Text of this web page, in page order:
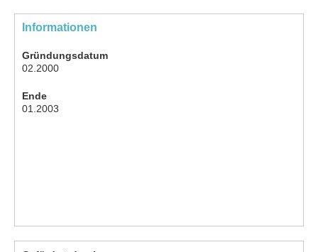
Informationen
Gründungsdatum
02.2000
Ende
01.2003